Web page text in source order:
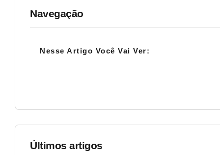
Navegação
Nesse Artigo Você Vai Ver:
Últimos artigos